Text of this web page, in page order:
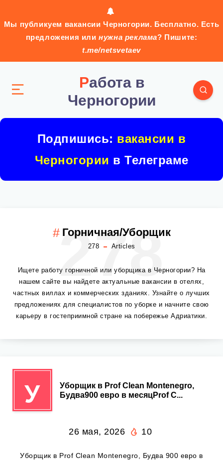
Мы публикуем вакансии Черногории. Бесплатно. Есть
предложения илинужна реклама? Пишите:
t.me/netsvetaev
Работа в
Черногории
Подпишись: вакансии в
Черногории в Телеграме
Горничная/Уборщик
278 Articles
278
Ищете работу горничной или уборщика в Черногории? На
нашем сайте вы найдете актуальные вакансии в отелях,
частных виллах и коммерческих зданиях. Узнайте о лучших
предложениях для специалистов по уборке и начните свою
карьеру в гостеприимной стране на побережье Адриатики.
У
Уборщик в Prof Clean Montenegro,
Будва900 евро в месяцProf C...
26 мая, 2026 10
Уборщик в Prof Clean Montenegro, Будва 900 евро в